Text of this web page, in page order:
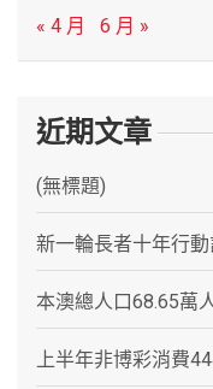
« 4 月
6 月 »
近期文章
(無標題)
新一輪長者十年行
本澳總人口68.65萬
上半年非博彩消費